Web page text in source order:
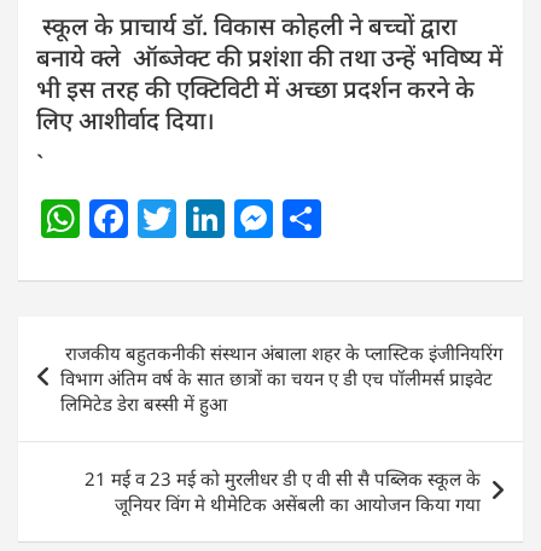
स्कूल के प्राचार्य डॉ. विकास कोहली ने बच्चों द्वारा
बनाये क्ले ऑब्जेक्ट की प्रशंशा की तथा उन्हें भविष्य में
भी इस तरह की एक्टिविटी में अच्छा प्रदर्शन करने के
लिए आशीर्वाद दिया।
`
W
at
s
A
p
p
F
c
e
b
o
o
k
T
itt
er
Li
k
e
dI
n
M
ss
e
n
er
ar
e
navigation
राजकीय बहुतकनीकी संस्थान अंबाला शहर के प्लास्टिक इंजीनियरिंग
विभाग अंतिम वर्ष के सात छात्रों का चयन ए डी एच पॉलीमर्स प्राइवेट
लिमिटेड डेरा बस्सी में हुआ
21 मई व 23 मई को मुरलीधर डी ए वी सी सै पब्लिक स्कूल के
जूनियर विंग मे थीमेटिक असेंबली का आयोजन किया गया